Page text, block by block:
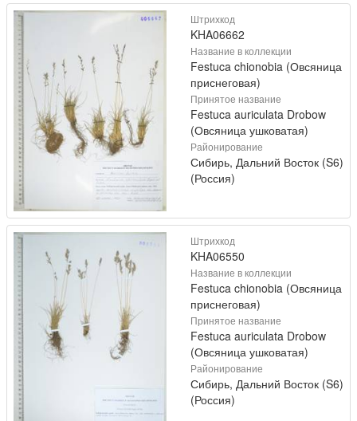
Штрихкод
KHA06662
Название в коллекции
Festuca chionobia (Овсяница
приснеговая)
Принятое название
Festuca auriculata Drobow
(Овсяница ушковатая)
Районирование
Сибирь, Дальний Восток (S6)
(Россия)
Штрихкод
KHA06550
Название в коллекции
Festuca chionobia (Овсяница
приснеговая)
Принятое название
Festuca auriculata Drobow
(Овсяница ушковатая)
Районирование
Сибирь, Дальний Восток (S6)
(Россия)